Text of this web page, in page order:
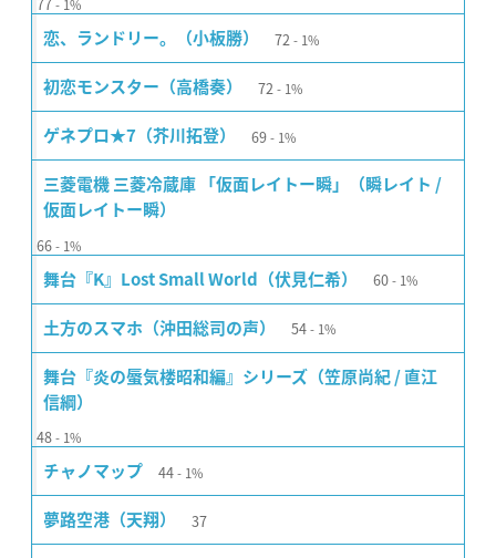
1%
恋、ランドリー。（小板勝） 72 1%
初恋モンスター（高橋奏） 72 1%
ゲネプロ★7（芥川拓登） 69 1%
三菱電機 三菱冷蔵庫 「仮面レイトー瞬」（瞬レイト /
仮面レイトー瞬）
66 1%
舞台『K』Lost Small World（伏見仁希） 60 1%
土方のスマホ（沖田総司の声） 54 1%
舞台『炎の蜃気楼昭和編』シリーズ（笠原尚紀 / 直江
信綱）
48 1%
チャノマップ 44 1%
夢路空港（天翔） 37